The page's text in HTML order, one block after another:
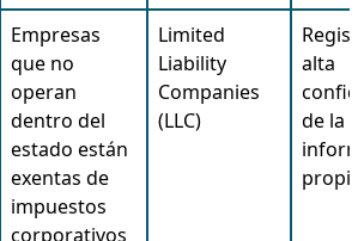
Empresas
que no
operan
dentro del
estado están
exentas de
impuestos
corporativos
Limited
Liability
Companies
(LLC)
alta
de la